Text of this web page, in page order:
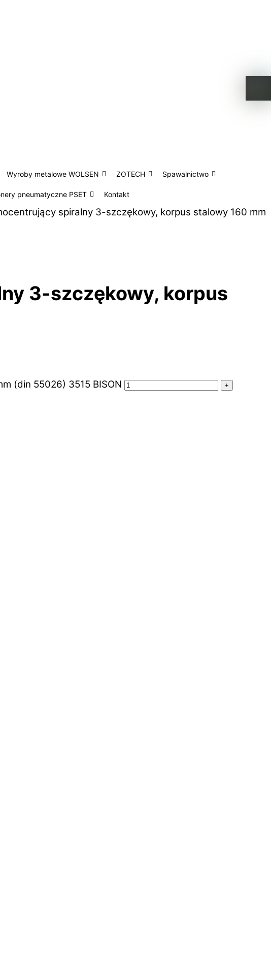
Wyroby metalowe WOLSEN ZOTECH Spawalnictwo
pneumatyczne PSET Kontakt
spiralny 3-szczękowy, korpus stalowy 160 mm
3-szczękowy, korpus
(din 55026) 3515 BISON
+